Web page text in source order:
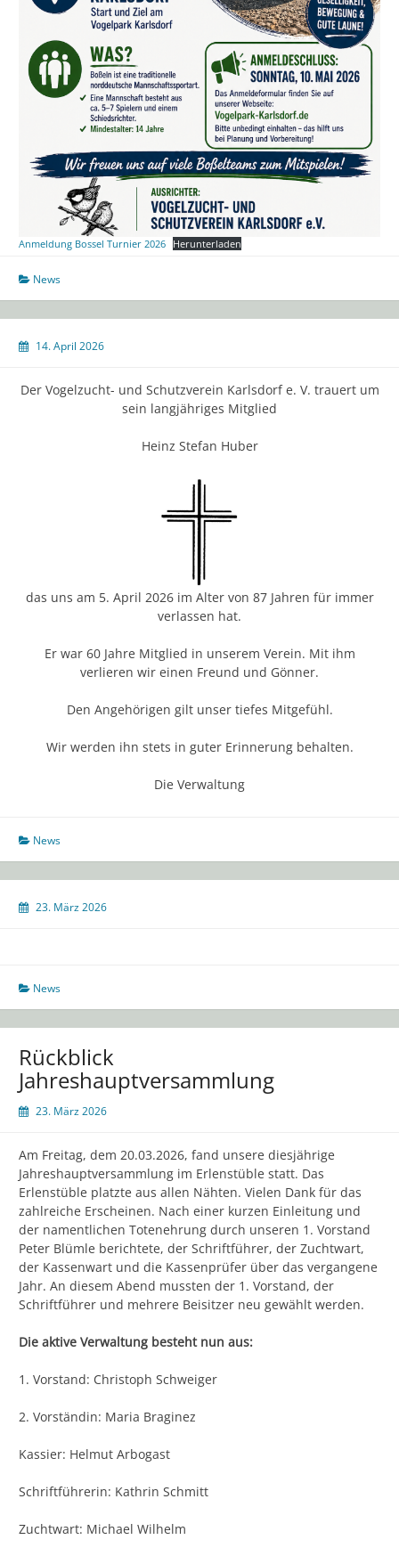
Anmeldung Bossel Turnier 2026 Herunterladen
News
14. April 2026
Der Vogelzucht- und Schutzverein Karlsdorf e. V. trauert um
sein langjähriges Mitglied
Heinz Stefan Huber
das uns am 5. April 2026 im Alter von 87 Jahren für immer
verlassen hat.
Er war 60 Jahre Mitglied in unserem Verein. Mit ihm
verlieren wir einen Freund und Gönner.
Den Angehörigen gilt unser tiefes Mitgefühl.
Wir werden ihn stets in guter Erinnerung behalten.
Die Verwaltung
News
23. März 2026
News
Rückblick
Jahreshauptversammlung
23. März 2026
Am Freitag, dem 20.03.2026, fand unsere diesjährige
Jahreshauptversammlung im Erlenstüble statt. Das
Erlenstüble platzte aus allen Nähten. Vielen Dank für das
zahlreiche Erscheinen. Nach einer kurzen Einleitung und
der namentlichen Totenehrung durch unseren 1. Vorstand
Peter Blümle berichtete, der Schriftführer, der Zuchtwart,
der Kassenwart und die Kassenprüfer über das vergangene
Jahr. An diesem Abend mussten der 1. Vorstand, der
Schriftführer und mehrere Beisitzer neu gewählt werden.
Die aktive Verwaltung besteht nun aus:
1. Vorstand: Christoph Schweiger
2. Vorständin: Maria Braginez
Kassier: Helmut Arbogast
Schriftführerin: Kathrin Schmitt
Zuchtwart: Michael Wilhelm